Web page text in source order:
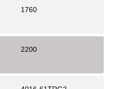
1760
2200